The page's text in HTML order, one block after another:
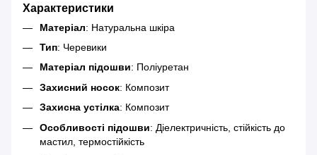
Характеристики
Матеріал: Натуральна шкіра
Тип: Черевики
Матеріал підошви: Поліуретан
Захисний носок: Композит
Захисна устілка: Композит
Особливості підошви: Діелектричність, стійкість до
мастил, термостійкість